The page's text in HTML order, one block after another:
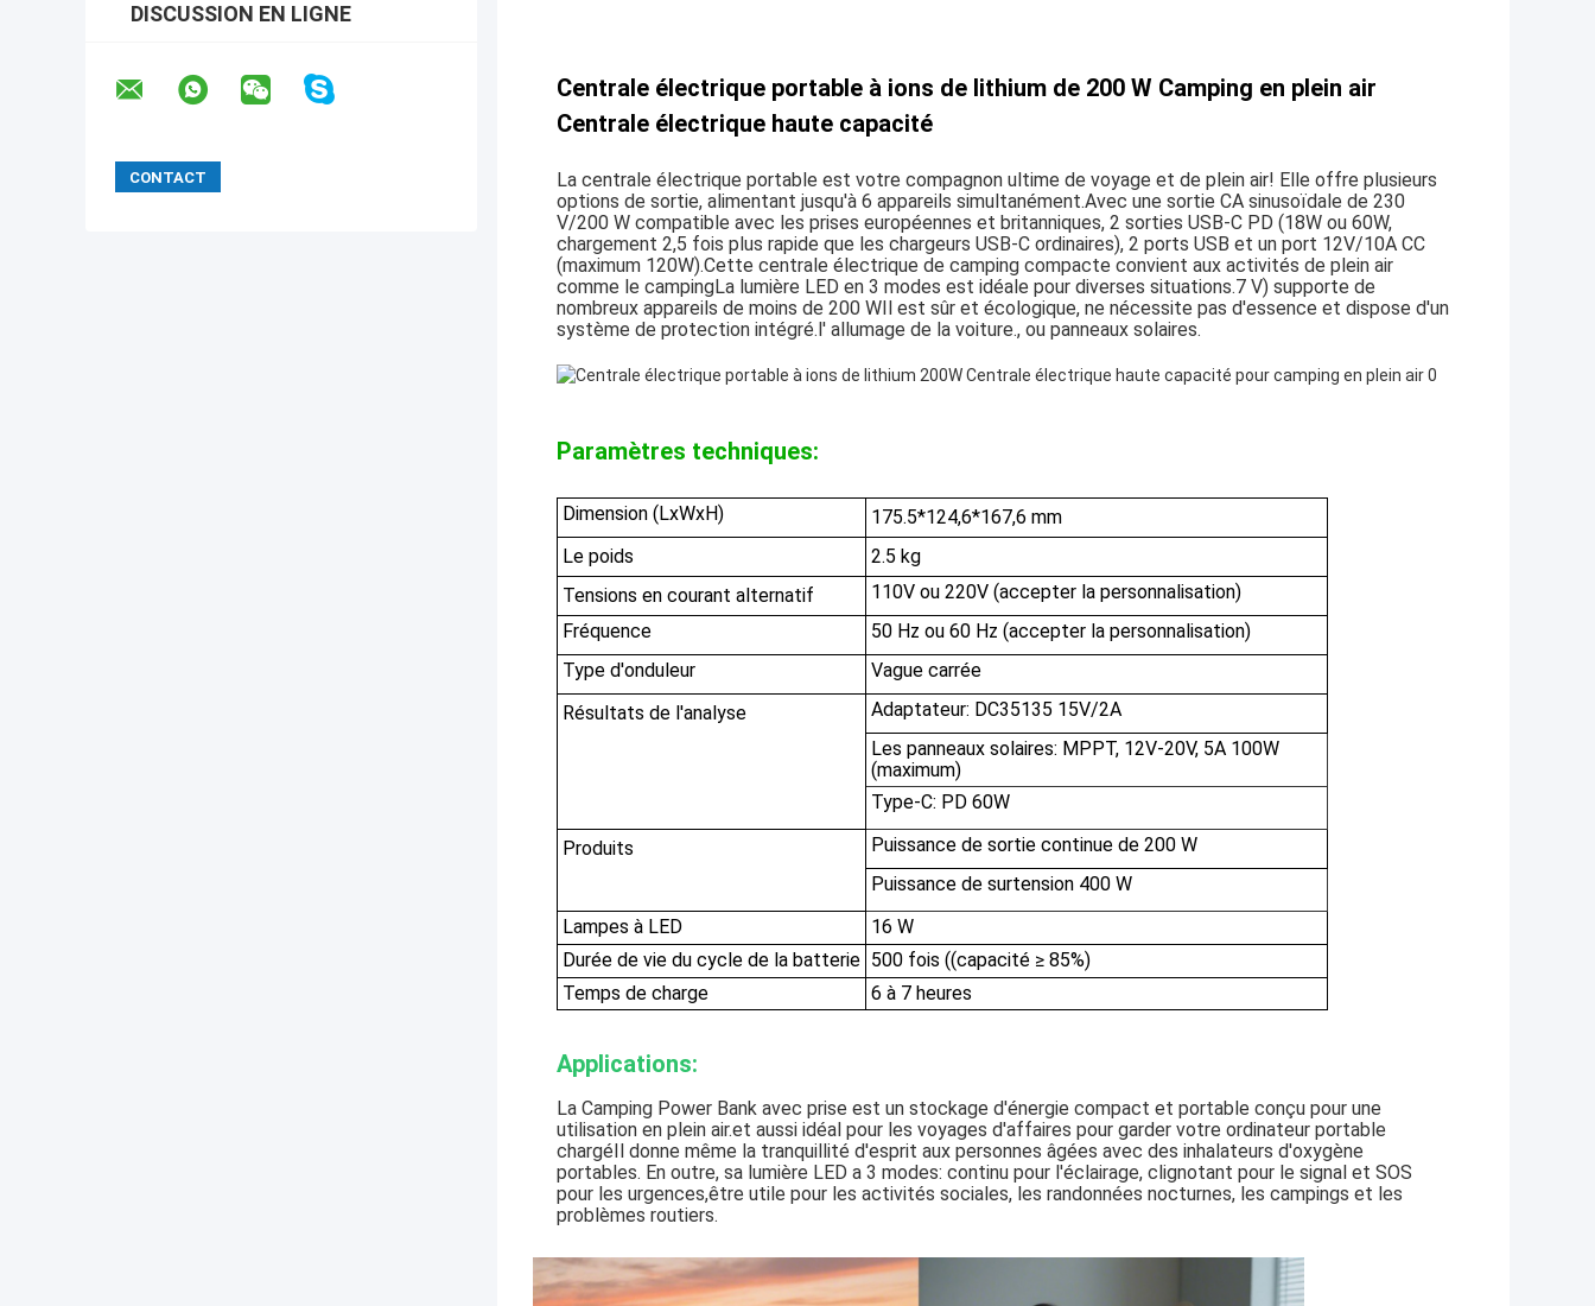
DISCUSSION EN LIGNE
Centrale électrique portable à ions de lithium de 200 W Camping en plein air
Centrale électrique haute capacité
La centrale électrique portable est votre compagnon ultime de voyage et de plein air! Elle offre plusieurs
options de sortie, alimentant jusqu'à 6 appareils simultanément.Avec une sortie CA sinusoïdale de 230
V/200 W compatible avec les prises européennes et britanniques, 2 sorties USB-C PD (18W ou 60W,
chargement 2,5 fois plus rapide que les chargeurs USB-C ordinaires), 2 ports USB et un port 12V/10A CC
(maximum 120W).Cette centrale électrique de camping compacte convient aux activités de plein air
comme le campingLa lumière LED en 3 modes est idéale pour diverses situations.7 V) supporte de
nombreux appareils de moins de 200 WIl est sûr et écologique, ne nécessite pas d'essence et dispose d'un
système de protection intégré.l' allumage de la voiture., ou panneaux solaires.
Paramètres techniques:
Dimension (LxWxH)
175.5*124,6*167,6 mm
Le poids
2.5 kg
Tensions en courant alternatif
110V ou 220V (accepter la personnalisation)
Fréquence
50 Hz ou 60 Hz (accepter la personnalisation)
Type d'onduleur
Vague carrée
Résultats de l'analyse
Adaptateur: DC35135 15V/2A
Les panneaux solaires: MPPT, 12V-20V, 5A 100W
(maximum)
Type-C: PD 60W
Produits
Puissance de sortie continue de 200 W
Puissance de surtension 400 W
Lampes à LED
16 W
Durée de vie du cycle de la batterie 500 fois ((capacité ≥ 85%)
Temps de charge
6 à 7 heures
Applications:
La Camping Power Bank avec prise est un stockage d'énergie compact et portable conçu pour une
utilisation en plein air.et aussi idéal pour les voyages d'affaires pour garder votre ordinateur portable
chargéIl donne même la tranquillité d'esprit aux personnes âgées avec des inhalateurs d'oxygène
portables. En outre, sa lumière LED a 3 modes: continu pour l'éclairage, clignotant pour le signal et SOS
pour les urgences,être utile pour les activités sociales, les randonnées nocturnes, les campings et les
problèmes routiers.